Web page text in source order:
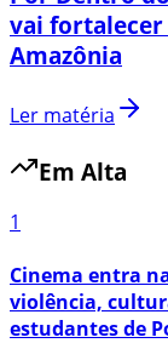
vai fortalecer
Amazônia
Ler matéria
Em Alta
1
Cinema entra
violência,
estudantes de